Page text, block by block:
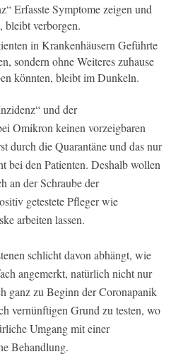
Erfasste Symptome zeigen und
bleibt verborgen.
in Krankenhäusern Geführte
sondern ohne Weiteres zuhause
könnten, bleibt im Dunkeln.
und der
Omikron keinen vorzeigbaren
durch die Quarantäne und das nur
bei den Patienten. Deshalb wollen
an der Schraube der
getestete Pfleger wie
arbeiten lassen.
schlicht davon abhängt, wie
angemerkt, natürlich nicht nur
ganz zu Beginn der Coronapanik
vernünftigen Grund zu testen, wo
Umgang mit einer
Behandlung.